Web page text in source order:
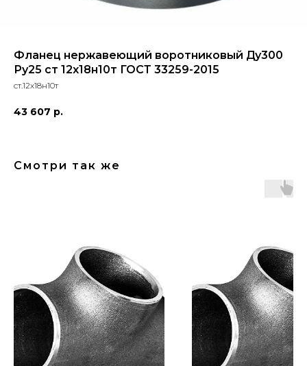
Фланец нержавеющий воротниковый Ду300
Ру25 ст 12х18н10т ГОСТ 33259-2015
ст.12х18н10т
43 607 р.
Смотри так же